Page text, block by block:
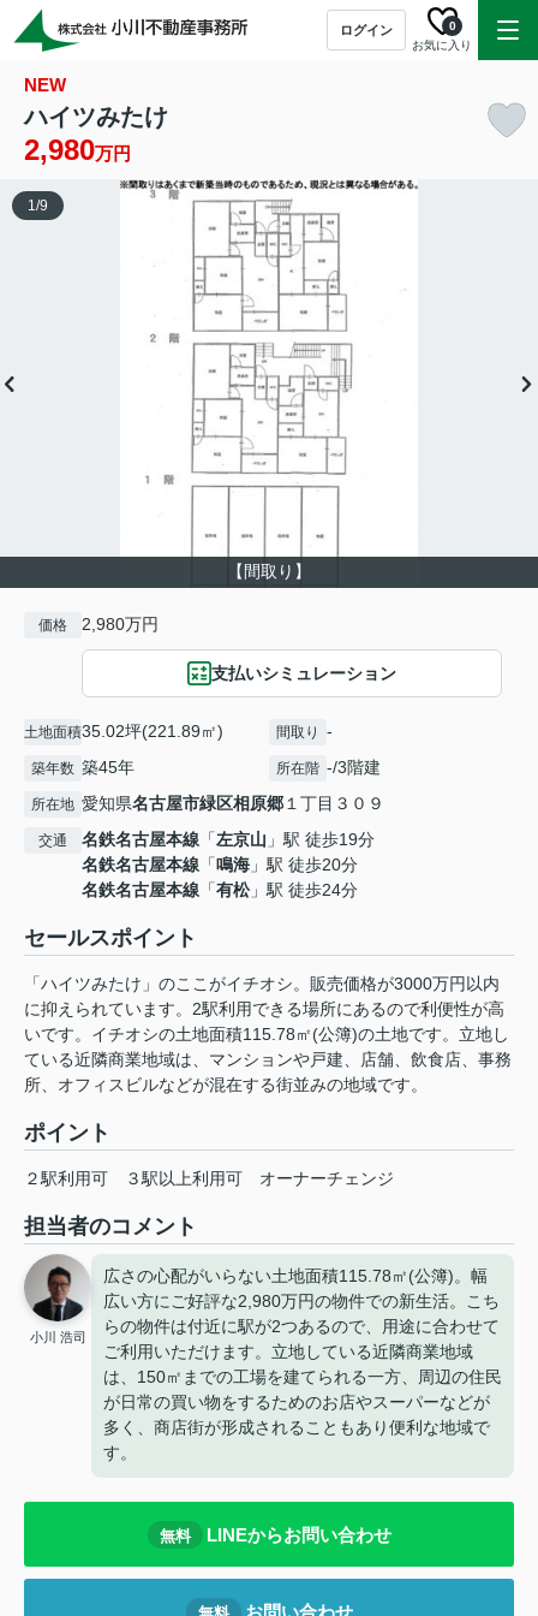
ログイン
お気に入り
0
NEW
ハイツみたけ
2,980万円
【間取り】
1/9
価格 2,980万円
支払いシミュレーション
土地面積35.02坪(221.89㎡) 間取り -
築年数 築45年 所在階 -/3階建
所在地 愛知県名古屋市緑区相原郷１丁目３０９
交通 名鉄名古屋本線 「左京山 」駅 徒歩19分
名鉄名古屋本線 「鳴海 」駅 徒歩20分
名鉄名古屋本線 「有松」駅 徒歩24分
セールスポイント
「ハイツみたけ」のここがイチオシ。販売価格が3000万円以内
に抑えられています。2駅利用できる場所にあるので利便性が高
いです。イチオシの土地面積115.78㎡(公簿)の土地です。立地し
ている近隣商業地域は、マンションや戸建、店舗、飲食店、事務
所、オフィスビルなどが混在する街並みの地域です。
ポイント
２駅利用可 ３駅以上利用可 オーナーチェンジ
担当者のコメント
小川 浩司
広さの心配がいらない土地面積115.78㎡(公簿)。幅
広い方にご好評な2,980万円の物件での新生活。こち
らの物件は付近に駅が2つあるので、用途に合わせて
ご利用いただけます。立地している近隣商業地域
は、150㎡までの工場を建てられる一方、周辺の住民
が日常の買い物をするためのお店やスーパーなどが
多く、商店街が形成されることもあり便利な地域で
す。
無料 LINEからお問い合わせ
お問い合わせ